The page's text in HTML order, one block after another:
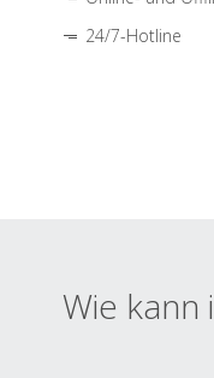
24/7-Hotline
Wie kann